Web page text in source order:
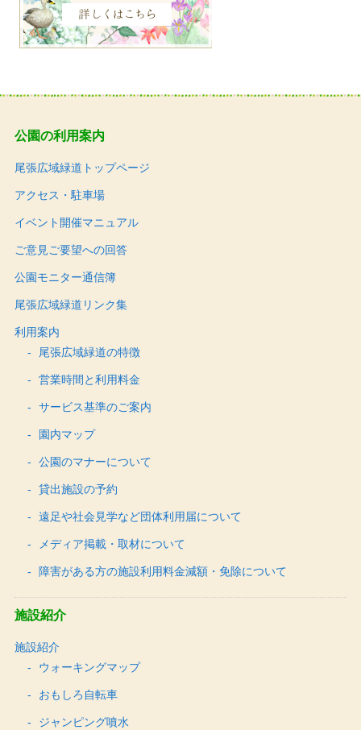
公園の利用案内
尾張広域緑道トップページ
アクセス・駐車場
イベント開催マニュアル
ご意見ご要望への回答
公園モニター通信簿
尾張広域緑道リンク集
利用案内
尾張広域緑道の特徴
営業時間と利用料金
サービス基準のご案内
園内マップ
公園のマナーについて
貸出施設の予約
遠足や社会見学など団体利用届について
メディア掲載・取材について
障害がある方の施設利用料金減額・免除について
施設紹介
施設紹介
ウォーキングマップ
おもしろ自転車
ジャンピング噴水